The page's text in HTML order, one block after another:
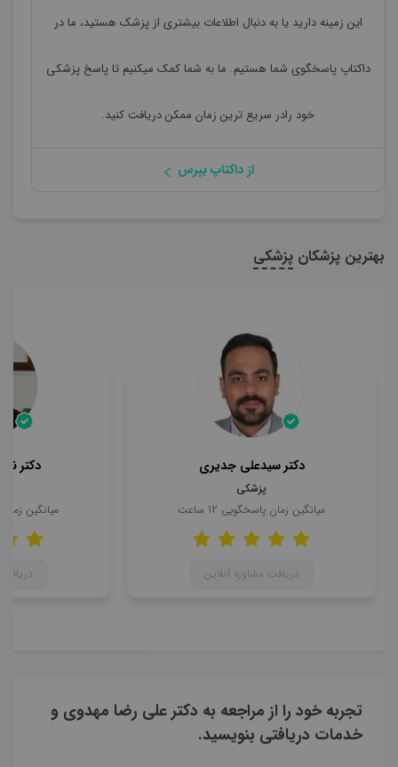
این زمینه دارید یا به دنبال اطلاعات بیشتری از پزشک هستید، ما در
داکتاپ پاسخگوی شما هستیم. ما به شما کمک میکنیم تا پاسخ پزشکی
خود رادر سریع ترین زمان ممکن دریافت کنید.
از داکتاپ بپرس
بهترین پزشکان پزشکی
دکتر سیدعلی جدیری
پزشکی
میانگین زمان پاسخگویی 12 ساعت
دریافت مشاوره آنلاین
دکتر
میانگین
تجربه خود را از مراجعه به دکتر علی رضا مهدوی و
خدمات دریافتی بنویسید.